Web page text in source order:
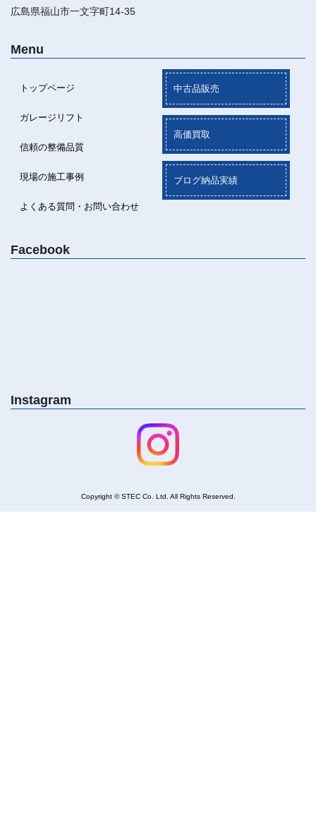
広島県福山市一文字町14-35
Menu
トップページ
ガレージリフト
信頼の整備品質
現場の施工事例
よくある質問・お問い合わせ
中古品販売
高価買取
ブログ納品実績
Facebook
Instagram
Copyright © STEC Co. Ltd. All Rights Reserved